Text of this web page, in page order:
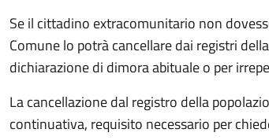
Se il cittadino extracomunitario non
Comune lo potrà cancellare dai registri
dichiarazione di dimora abituale o per
La cancellazione dal registro della
continuativa, requisito necessario per